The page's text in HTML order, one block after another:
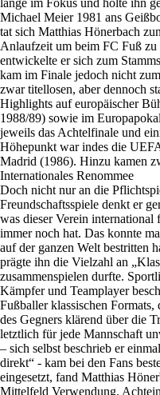
Michael Meier 1981 ans
tat sich Matthias Hönerbach
Anlaufzeit um beim FC Fuß zu
entwickelte er sich zum
kam im Finale jedoch nicht
zwar titellosen, aber dennoch
Highlights auf europäischer
1988/89) sowie im
jeweils das Achtelfinale und
Höhepunkt war indes die
Madrid (1986). Hinzu kamen
Internationales Renommee
Doch nicht nur an die
Freundschaftsspiele denkt er
was dieser Verein international
immer noch hat. Das konnte
auf der ganzen Welt bestritten
prägte ihn die Vielzahl an
zusammenspielen durfte.
Kämpfer und Teamplayer
Fußballer klassischen
des Gegners klärend über die
letztlich für jede Mannschaft
– sich selbst beschrieb er
direkt“ - kam bei den Fans
eingesetzt, fand Matthias
Mittelfeld Verwendung.